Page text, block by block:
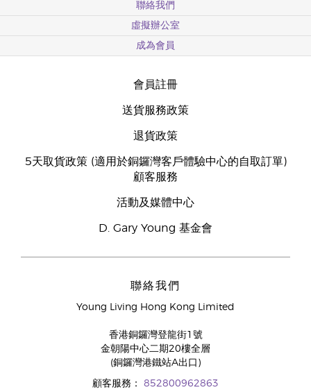
聯絡我們
虛擬辦公室
成為會員
會員註冊
送貨服務政策
退貨政策
5天取貨政策 (適用於銅鑼灣客戶體驗中心的自取訂單)
顧客服務
活動及媒體中心
D. Gary Young 基金會
聯絡我們
Young Living Hong Kong Limited
香港銅鑼灣登龍街1號
金朝陽中心二期20樓全層
(銅鑼灣港鐵站A出口)
顧客服務： 852800962863